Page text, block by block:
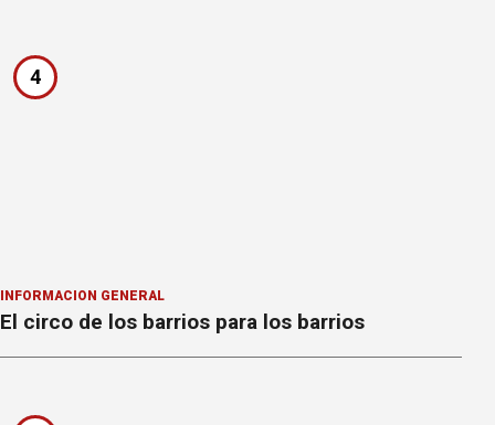
4
INFORMACION GENERAL
El circo de los barrios para los barrios